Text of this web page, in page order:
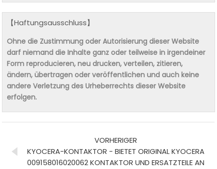
【Haftungsausschluss】
Ohne die Zustimmung oder Autorisierung dieser Website
darf niemand die Inhalte ganz oder teilweise in irgendeiner
Form reproducieren, neu drucken, verteilen, zitieren,
ändern, übertragen oder veröffentlichen und auch keine
andere Verletzung des Urheberrechts dieser Website
erfolgen.
VORHERIGER
KYOCERA-KONTAKTOR - BIETET ORIGINAL KYOCERA
009158016020062 KONTAKTOR UND ERSATZTEILE AN